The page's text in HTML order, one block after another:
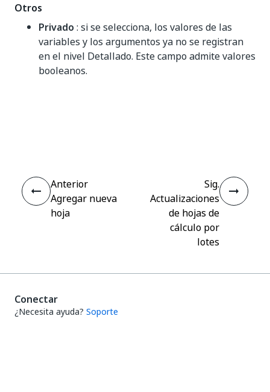
Otros
Privado : si se selecciona, los valores de las
variables y los argumentos ya no se registran
en el nivel Detallado. Este campo admite valores
booleanos.
Anterior
Agregar nueva
hoja
Sig.
Actualizaciones
de hojas de
cálculo por
lotes
Conectar
¿Necesita ayuda? Soporte